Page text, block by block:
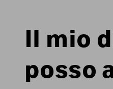
Il mio
posso